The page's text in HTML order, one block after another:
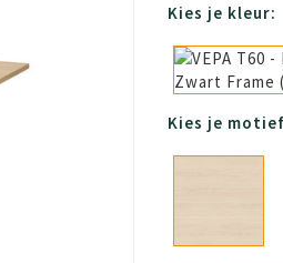
Kies je kleur:
Kies je